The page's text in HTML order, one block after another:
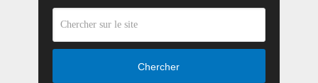
Chercher